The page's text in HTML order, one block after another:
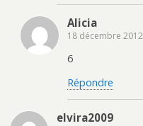
Alicia
18 décembre 2012
6
Répondre
elvira2009